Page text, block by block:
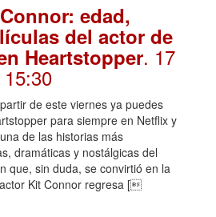
edad,
del actor de
Heartstopper. 17
de este viernes ya puedes
para siempre en Netflix y
de las historias más
dramáticas y nostálgicas del
que, sin duda, se convirtió en la
Kit Connor regresa [